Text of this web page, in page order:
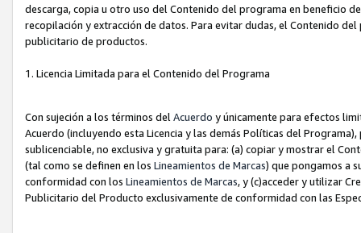
descarga, copia u otro uso del Contenido del programa en beneficio
recopilación y extracción de datos. Para evitar dudas, el Contenido
publicitario de productos.
1. Licencia Limitada para el Contenido del Programa
Con sujeción a los términos del Acuerdo y únicamente para efectos
Acuerdo (incluyendo esta Licencia y las demás Políticas del
sublicenciable, no exclusiva y gratuita para: (a) copiar y mostrar el
(tal como se definen en los Lineamientos de Marcas) que pongamos a
conformidad con los Lineamientos de Marcas, y (c)acceder y utilizar
Publicitario del Producto exclusivamente de conformidad con las